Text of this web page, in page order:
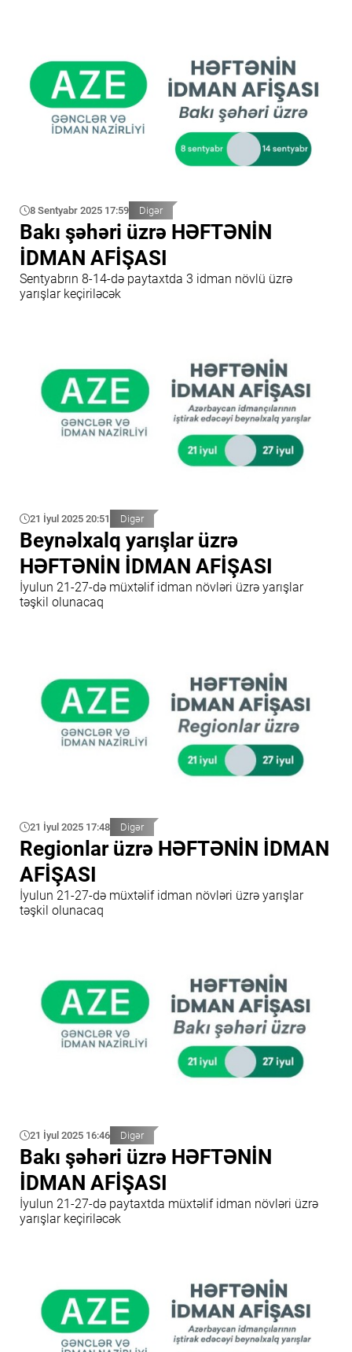
8 Sentyabr 2025 17:59 Digər
Bakı şəhəri üzrə HƏFTƏNİN
İDMAN AFİŞASI
Sentyabrın 8-14-də paytaxtda 3 idman növlü üzrə
yarışlar keçiriləcək
21 İyul 2025 20:51 Digər
Beynəlxalq yarışlar üzrə
HƏFTƏNİN İDMAN AFİŞASI
İyulun 21-27-də müxtəlif idman növləri üzrə yarışlar
təşkil olunacaq
21 İyul 2025 17:48 Digər
Regionlar üzrə HƏFTƏNİN İDMAN
AFİŞASI
İyulun 21-27-də müxtəlif idman növləri üzrə yarışlar
təşkil olunacaq
21 İyul 2025 16:46 Digər
Bakı şəhəri üzrə HƏFTƏNİN
İDMAN AFİŞASI
İyulun 21-27-də paytaxtda müxtəlif idman növləri üzrə
yarışlar keçiriləcək